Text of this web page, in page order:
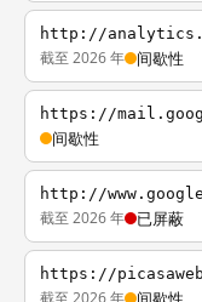
http://
截至 2026 年 间歇性
https://
间歇性
http://
截至 2026 年 已屏蔽
https://
截至 2026 年